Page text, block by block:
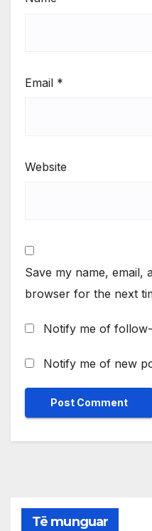
Email *
Website
Save my name, email,
browser for the next
Notify me of
Notify me of new
Të munguar